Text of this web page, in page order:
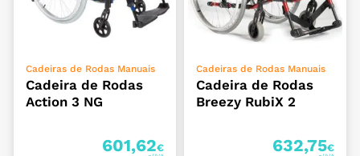
ADICIONAR
Cadeiras de Rodas Manuais
Cadeira de Rodas
Action 3 NG
601,62€
ADICIONAR
Cadeiras de Rodas Manuais
Cadeira de Rodas
Breezy RubiX 2
632,75€